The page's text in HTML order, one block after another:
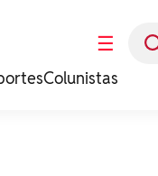
☰
Colunistas